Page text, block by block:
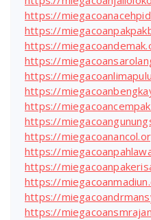
https://
https://
https://
https://
https://
https://
https://
https://
https://
https://
https://
https://
https://
https://